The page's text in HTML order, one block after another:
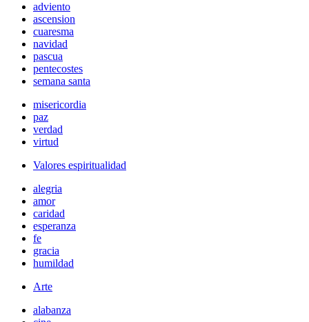
adviento
ascension
cuaresma
navidad
pascua
pentecostes
semana santa
misericordia
paz
verdad
virtud
Valores espiritualidad
alegria
amor
caridad
esperanza
fe
gracia
humildad
Arte
alabanza